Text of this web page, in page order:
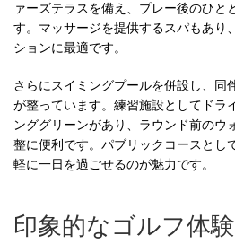
ァーズテラスを備え、プレー後のひと
す。マッサージを提供するスパもあり
ションに最適です。
さらにスイミングプールを併設し、同
が整っています。練習施設としてドラ
ンググリーンがあり、ラウンド前のウ
整に便利です。パブリックコースとし
軽に一日を過ごせるのが魅力です。
印象的なゴルフ体験